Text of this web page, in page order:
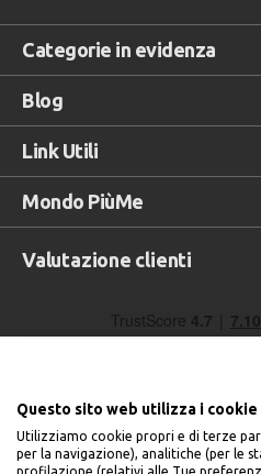
Categorie in evidenza
Blog
Link Utili
Mondo PiùMe
Valutazione clienti
Questo sito web utilizza i cookie
Utilizziamo cookie propri e di terze
per la navigazione), analitiche (per le